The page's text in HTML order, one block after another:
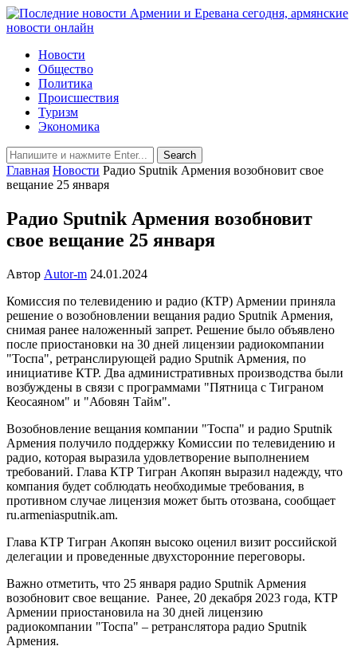
Новости
Общество
Политика
Происшествия
Туризм
Экономика
Главная Новости Радио Sputnik Армения возобновит свое
вещание 25 января
Радио Sputnik Армения возобновит
свое вещание 25 января
Автор Autor-m 24.01.2024
Комиссия по телевидению и радио (КТР) Армении приняла
решение о возобновлении вещания радио Sputnik Армения,
снимая ранее наложенный запрет. Решение было объявлено
после приостановки на 30 дней лицензии радиокомпании
"Тоспа", ретранслирующей радио Sputnik Армения, по
инициативе КТР. Два административных производства были
возбуждены в связи с программами "Пятница с Тиграном
Кеосаяном" и "Абовян Тайм".
Возобновление вещания компании "Тоспа" и радио Sputnik
Армения получило поддержку Комиссии по телевидению и
радио, которая выразила удовлетворение выполнением
требований. Глава КТР Тигран Акопян выразил надежду, что
компания будет соблюдать необходимые требования, в
противном случае лицензия может быть отозвана, сообщает
ru.armeniasputnik.am.
Глава КТР Тигран Акопян высоко оценил визит российской
делегации и проведенные двухсторонние переговоры.
Важно отметить, что 25 января радио Sputnik Армения
возобновит свое вещание. Ранее, 20 декабря 2023 года, КТР
Армении приостановила на 30 дней лицензию
радиокомпании "Тоспа" – ретранслятора радио Sputnik
Армения.